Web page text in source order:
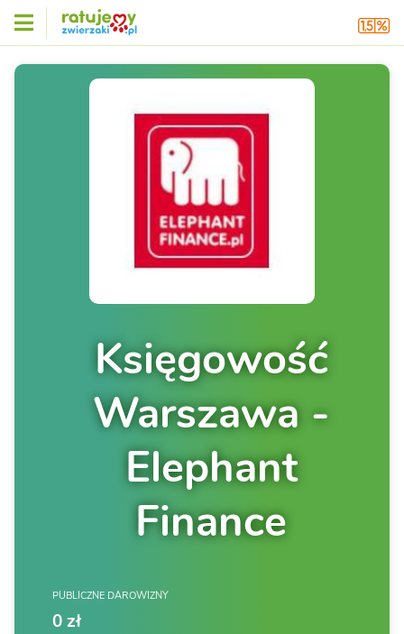
Księgowość
Warszawa -
Elephant
Finance
PUBLICZNE DAROWIZNY
0 zł